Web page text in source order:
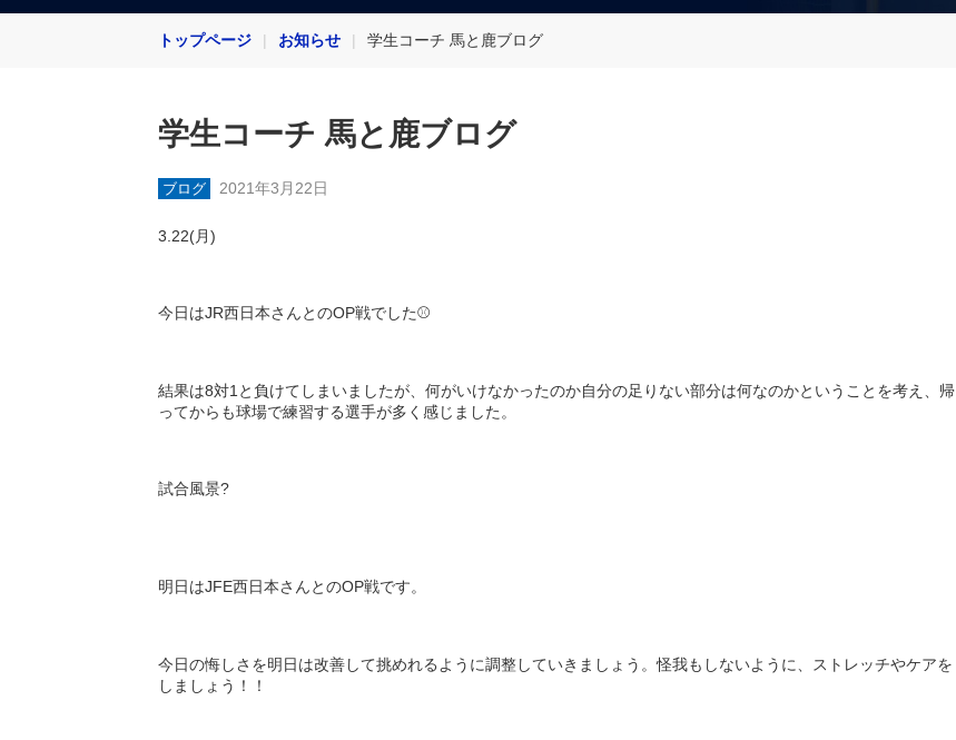
トップページ お知らせ 学生コーチ 馬と鹿ブログ
学生コーチ 馬と鹿ブログ
ブログ 2021年3月22日
3.22(月)
今日はJR西日本さんとのOP戦でした⚾️
結果は8対1 と負けてしまいましたが、何がいけなかったのか自分の足りない部分は何なのかということを考え、帰
ってからも球場で練習する選手が多く感じました。
試合風景?
明日はJFE西日本さんとのOP戦です。
今日の悔しさを明日は改善して挑めれるように調整していきましょう。怪我もしないように、ストレッチやケアを
しましょう！！